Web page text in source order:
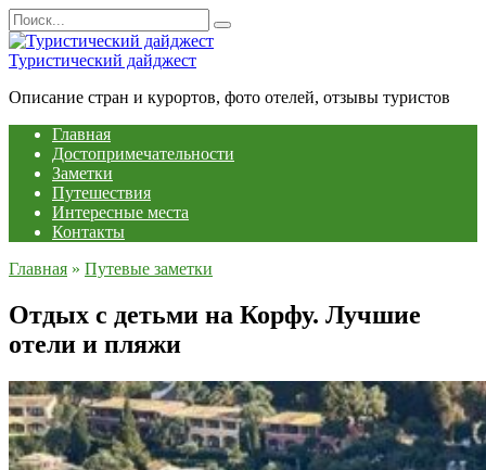
Перейти
к
содержанию
Search
for:
Туристический дайджест
Описание стран и курортов, фото отелей, отзывы туристов
Главная
Достопримечательности
Заметки
Путешествия
Интересные места
Контакты
Главная » Путевые заметки
Отдых с детьми на Корфу. Лучшие
отели и пляжи